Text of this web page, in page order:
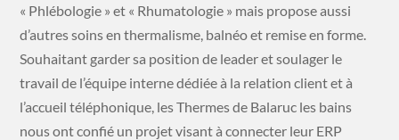
« Phlébologie » et « Rhumatologie » mais propose aussi
d’autres soins en thermalisme, balnéo et remise en forme.
Souhaitant garder sa position de leader et soulager le
travail de l’équipe interne dédiée à la relation client et à
l’accueil téléphonique, les Thermes de Balaruc les bains
nous ont confié un projet visant à connecter leur ERP